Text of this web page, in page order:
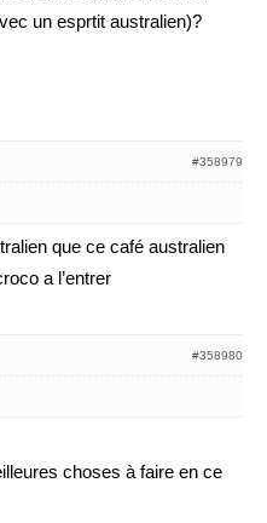
un esprtit australien)?
#358979
que ce café australien
a l’entrer
#358980
choses à faire en ce